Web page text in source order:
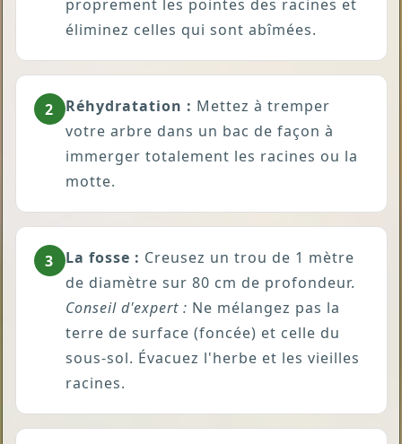
proprement les pointes des racines et
éliminez celles qui sont abîmées.
2 Réhydratation : Mettez à tremper
votre arbre dans un bac de façon à
immerger totalement les racines ou la
motte.
3 La fosse : Creusez un trou de 1 mètre
de diamètre sur 80 cm de profondeur.
Conseil d'expert : Ne mélangez pas la
terre de surface (foncée) et celle du
sous-sol. Évacuez l'herbe et les vieilles
racines.